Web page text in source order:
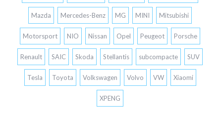
Mazda Mercedes-Benz MG MINI Mitsubishi
Motorsport NIO Nissan Opel Peugeot Porsche
Renault SAIC Skoda Stellantis subcompacte SUV
Tesla Toyota Volkswagen Volvo VW Xiaomi
XPENG